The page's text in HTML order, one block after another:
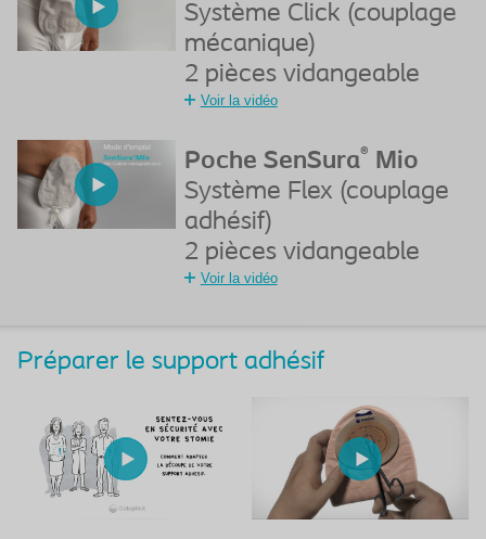
Système Click (couplage
mécanique)
2 pièces vidangeable
Voir la vidéo
Poche SenSura® Mio
Système Flex (couplage
adhésif)
2 pièces vidangeable
Voir la vidéo
Préparer le support adhésif